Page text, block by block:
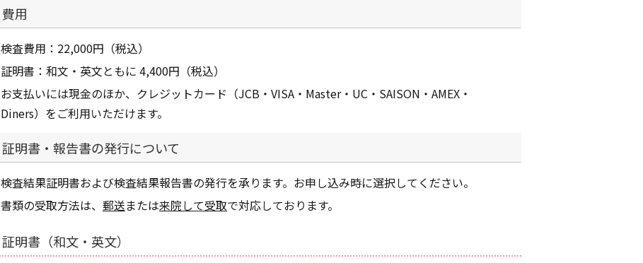
費用
検査費用：22,000円（税込）
証明書：和文・英文ともに 4,400円（税込）
お支払いには現金のほか、クレジットカード（JCB・VISA・Master・UC・SAISON・AMEX・
Diners）をご利用いただけます。
証明書・報告書の発行について
検査結果証明書および検査結果報告書の発行を承ります。お申し込み時に選択してください。
書類の受取方法は、 郵送または来院して受取で対応しております。
証明書（和文・英文）